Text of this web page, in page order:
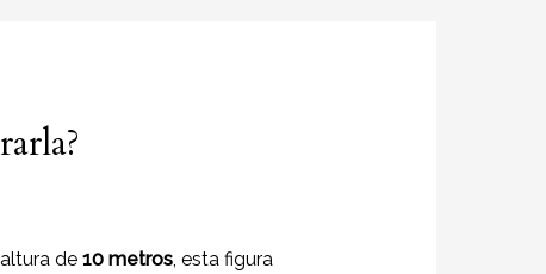
de 10 metros, esta figura